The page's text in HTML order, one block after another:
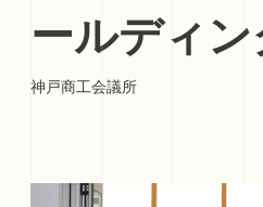
ールディン
神戸商工会議所